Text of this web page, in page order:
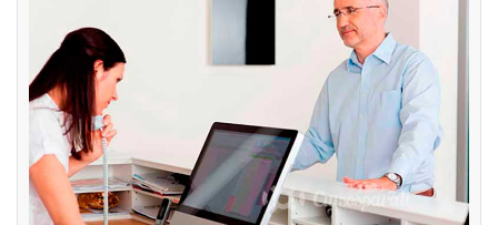
funciones del servicio de
secretariado (gestión,
organización de viajes,
reuniones...), elementos de
Derecho y las nociones de
informática fundamentales
para manejarse con un
ordenador. Además, Inglés y
Francés.
de cálculo, correo
electrónico, buscadores...
El Curso, además, te
proporcionará una buena
base de lengua inglesa y
francesa.
Además, al terminar el Curso
de Técnico Superior del
Secretariado, obtendrás la
inscripción al Consejo